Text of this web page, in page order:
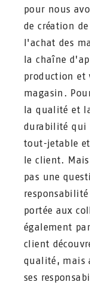
pour nous
de création
l'achat des
la chaîne
production et
magasin.
la qualité et
durabilité qui
tout-jetable
le client.
pas une
portée aux
également
client
qualité, mais
ses